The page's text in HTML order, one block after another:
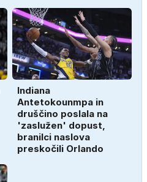
Indiana
Antetokounmpa in
druščino poslala na
'zaslužen' dopust,
branilci naslova
preskočili Orlando